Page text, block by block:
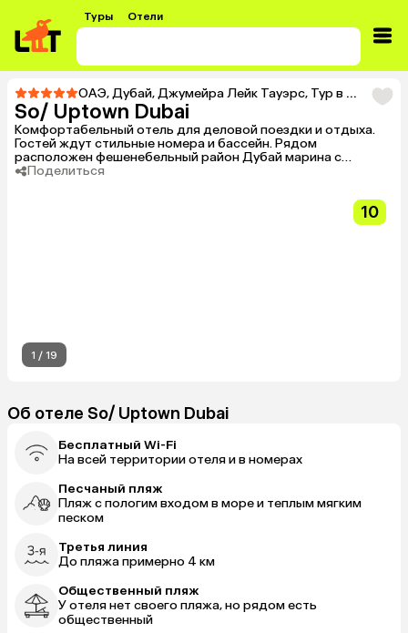
Туры Отели
ОАЭ,Дубай,Джумейра Лейк Тауэрс, Тур в So/ Uptown Dubai
So/ Uptown Dubai
Комфортабельный отель для деловой поездки и отдыха.
Гостей ждут стильные номера и бассейн. Рядом
расположен фешенебельный район Дубай марина с
магазинами, ресторанами и променадом.
Поделиться
10
1 / 19
Об отеле So/ Uptown Dubai
Бесплатный Wi-Fi
На всей территории отеля и в номерах
Песчаный пляж
Пляж с пологим входом в море и теплым мягким
песком
Третья линия
До пляжа примерно 4 км
Общественный пляж
У отеля нет своего пляжа, но рядом есть
общественный